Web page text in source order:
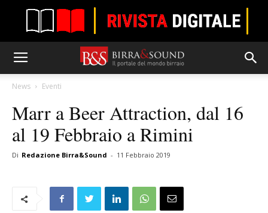
News Eventi
Marr a Beer Attraction, dal 16
al 19 Febbraio a Rimini
Di Redazione Birra&Sound - 11 Febbraio 2019